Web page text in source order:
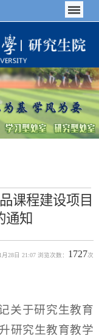
课程建设项目
通知
28日 21:07 浏览次数： 1727次
关于研究生教育
研究生教育教学